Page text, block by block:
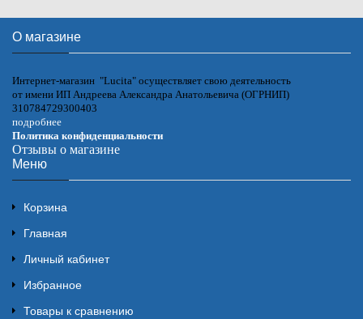
О магазине
Интернет-магазин "Lucita" осуществляет свою деятельность
от имени ИП Андреева Александра Анатольевича (ОГРНИП)
310784729300403
подробнее
Политика конфиденциальности
Отзывы о магазине
Меню
Корзина
Главная
Личный кабинет
Избранное
Товары к сравнению